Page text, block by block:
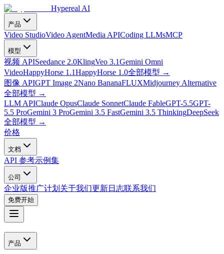
Hypereal AI
产品
Video StudioVideo AgentMedia APICoding LLMsMCP
模型
视频 APISeedance 2.0KlingVeo 3.1Gemini Omni
VideoHappyHorse 1.1HappyHorse 1.0全部模型 →
图像 APIGPT Image 2Nano BananaFLUXMidjourney Alternative
全部模型 →
LLM APIClaude OpusClaude SonnetClaude FableGPT-5.5GPT-
5.5 ProGemini 3 ProGemini 3.5 FastGemini 3.5 ThinkingDeepSeek
全部模型 →
价格
文档
API 参考示例集
公司
企业版推广计划 关于我们更新日志联系我们
免费开始
产品